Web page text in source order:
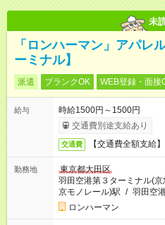
未
「ロンハーマン」アパレ
ーミナル】
派遣 ブランクOK WEB登録・面接
給与
時給1500円～1500円
交通費別途支給あり
交通費 【交通費全額支給】
勤務地
東京都大田区
羽田空港第３ターミナル(京
京モノレール)駅 / 羽田空
ロンハーマン